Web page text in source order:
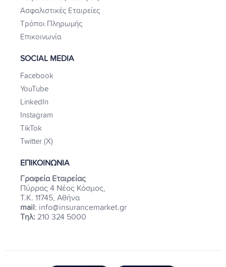
Ασφαλιστικές Εταιρείες
Τρόποι Πληρωμής
Επικοινωνία
SOCIAL MEDIA
Facebook
YouTube
LinkedIn
Instagram
TikTok
Twitter (X)
ΕΠΙΚΟΙΝΩΝΙΑ
Γραφεία Εταιρείας
Πύρρας 4 Νέος Κόσμος,
Τ.Κ. 11745, Αθήνα
mail: info@insurancemarket.gr
Τηλ: 210 324 5000